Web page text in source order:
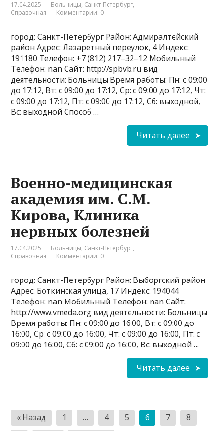
17.04.2025 Больницы, Санкт-Петербург,
Справочная
Комментарии: 0
город: Санкт-Петербург Район: Адмиралтейский
район Адрес: Лазаретный переулок, 4 Индекс:
191180 Телефон: +7 (812) 217‒32‒12 Мобильный
Телефон: nan Сайт: http://spbvb.ru вид
деятельности: Больницы Время работы: Пн: с 09:00
до 17:12, Вт: с 09:00 до 17:12, Ср: с 09:00 до 17:12, Чт:
с 09:00 до 17:12, Пт: с 09:00 до 17:12, Сб: выходной,
Вс: выходной Способ …
Читать далее
Военно-медицинская
академия им. С.М.
Кирова, Клиника
нервных болезней
17.04.2025 Больницы, Санкт-Петербург,
Справочная
Комментарии: 0
город: Санкт-Петербург Район: Выборгский район
Адрес: Боткинская улица, 17 Индекс: 194044
Телефон: nan Мобильный Телефон: nan Сайт:
http://www.vmeda.org вид деятельности: Больницы
Время работы: Пн: с 09:00 до 16:00, Вт: с 09:00 до
16:00, Ср: с 09:00 до 16:00, Чт: с 09:00 до 16:00, Пт: с
09:00 до 16:00, Сб: с 09:00 до 16:00, Вс: выходной …
Читать далее
Пагинация
« Назад 1 … 4 5 6 7 8